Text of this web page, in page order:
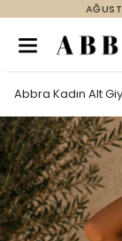
Abbra Kadın Alt